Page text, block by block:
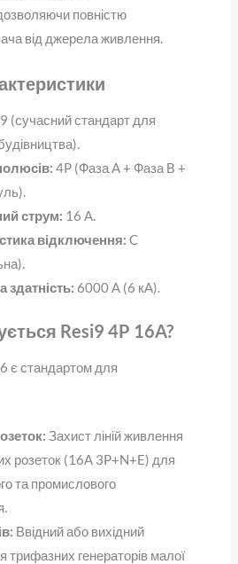
повністю
від джерела живлення.
(сучасний стандарт для
4P (Фаза A + Фаза B +
струм: 16 А.
відключення: C
6000 А (6 кА).
Resi9 4P 16A?
є стандартом для
Захист ліній живлення
розеток (16А 3P+N+E) для
та промислового
Ввідний або вихідний
трифазних генераторів малої